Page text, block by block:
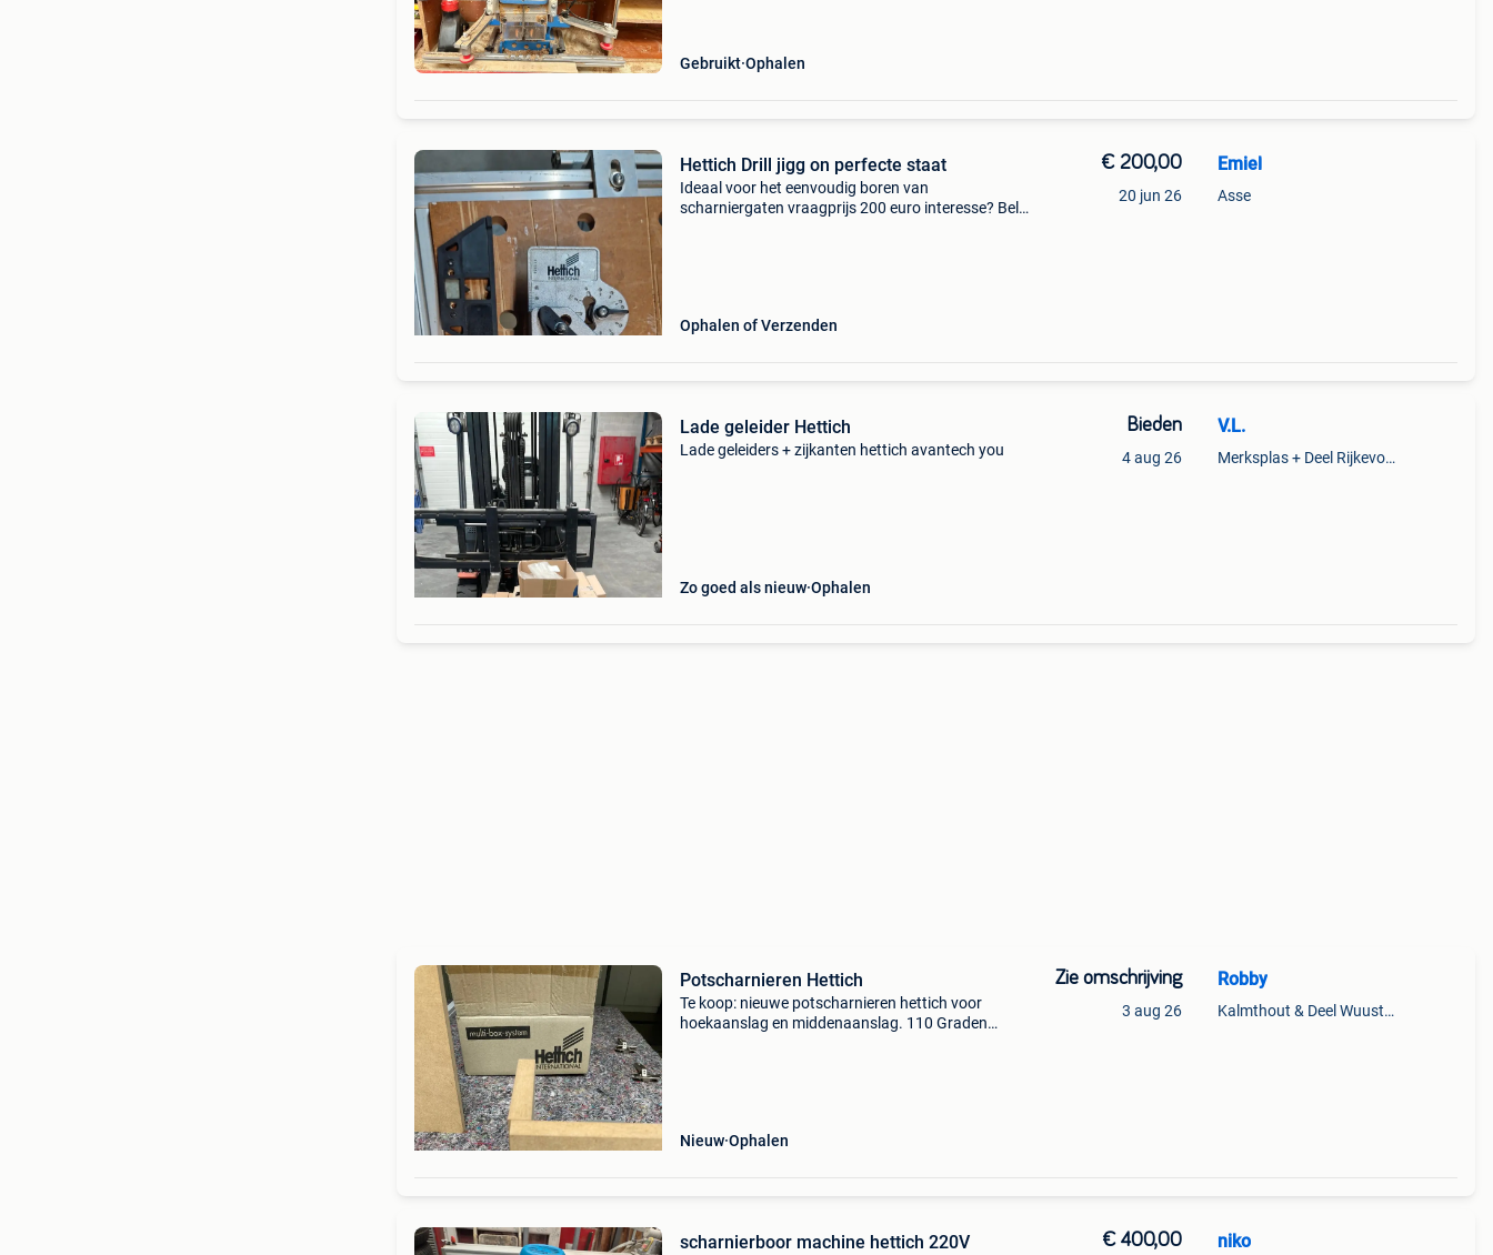
Gebruikt Ophalen
Hettich Drill jigg on perfecte staat
Ideaal voor het eenvoudig boren van
scharniergaten vraagprijs 200 euro interesse? Bel
Ophalen of Verzenden
€ 200,00
20 jun 26
Emiel
Asse
Lade geleider Hettich
Lade geleiders + zijkanten hettich avantech you
Zo goed als nieuw Ophalen
Bieden
4 aug 26
V.L.
Merksplas + Deel Rijkevorsel
Potscharnieren Hettich
Te koop: nieuwe potscharnieren hettich voor
hoekaanslag en middenaanslag. 110 Graden
Nieuw Ophalen
Zie omschrijving
3 aug 26
Robby
Kalmthout & Deel Wuustwezel
scharnierboor machine hettich 220V € 400,00 niko